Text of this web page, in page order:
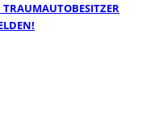
TRAUMAUTOBESITZER